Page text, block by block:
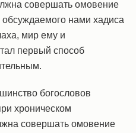
совершать омовение
нами хадиса
мир ему и
первый способ
богословов
хроническом
совершать омовение